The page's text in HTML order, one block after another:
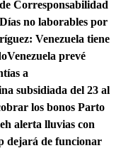
Corresponsabilidad
no laborables por
Venezuela tiene
Venezuela prevé
a
subsidiada del 23 al
los bonos Parto
alerta lluvias con
dejará de funcionar